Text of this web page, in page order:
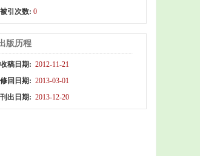
被引次数:0
版历程
收稿日期: 2012-11-21
修回日期: 2013-03-01
刊出日期: 2013-12-20